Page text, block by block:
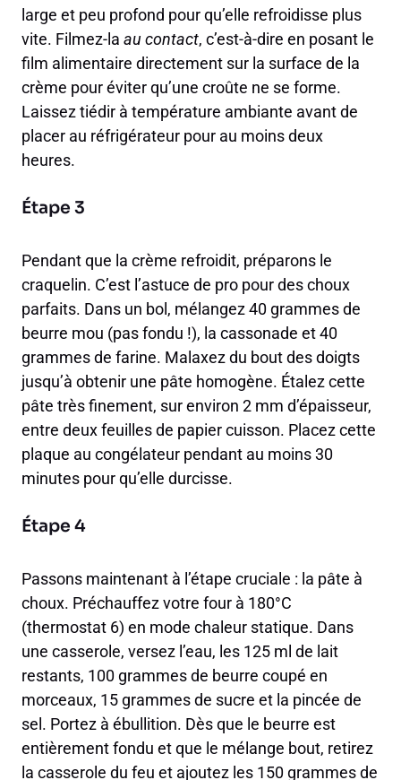
large et peu profond pour qu’elle refroidisse plus
vite. Filmez-la au contact, c’est-à-dire en posant le
film alimentaire directement sur la surface de la
crème pour éviter qu’une croûte ne se forme.
Laissez tiédir à température ambiante avant de
placer au réfrigérateur pour au moins deux
heures.
Étape 3
Pendant que la crème refroidit, préparons le
craquelin. C’est l’astuce de pro pour des choux
parfaits. Dans un bol, mélangez 40 grammes de
beurre mou (pas fondu !), la cassonade et 40
grammes de farine. Malaxez du bout des doigts
jusqu’à obtenir une pâte homogène. Étalez cette
pâte très finement, sur environ 2 mm d’épaisseur,
entre deux feuilles de papier cuisson. Placez cette
plaque au congélateur pendant au moins 30
minutes pour qu’elle durcisse.
Étape 4
Passons maintenant à l’étape cruciale : la pâte à
choux. Préchauffez votre four à 180°C
(thermostat 6) en mode chaleur statique. Dans
une casserole, versez l’eau, les 125 ml de lait
restants, 100 grammes de beurre coupé en
morceaux, 15 grammes de sucre et la pincée de
sel. Portez à ébullition. Dès que le beurre est
entièrement fondu et que le mélange bout, retirez
la casserole du feu et ajoutez les 150 grammes de